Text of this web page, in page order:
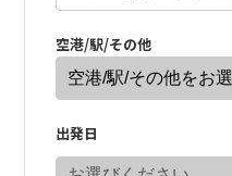
空港/駅/その他
出発日